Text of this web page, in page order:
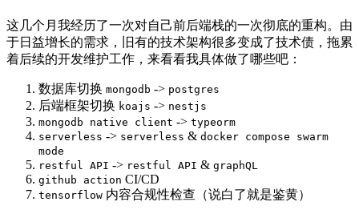
这几个月我经历了一次对自己前后端栈的一次彻底的重构。由
于日益增长的需求，旧有的技术架构很多变成了技术债，拖累
着后续的开发维护工作，来看看我具体做了哪些吧：
数据库切换 mongodb -> postgres
后端框架切换 koajs -> nestjs
mongodb native client -> typeorm
serverless -> serverless & docker compose swarm
mode
restful API -> restful API & graphQL
github action CI/CD
tensorflow 内容合规性检查（说白了就是鉴黄）